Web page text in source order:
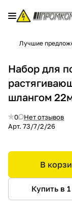
Лучшие
Набор для
шлангом
0
Нет отзывов
Арт. 73/7/2/26
В
Купить в